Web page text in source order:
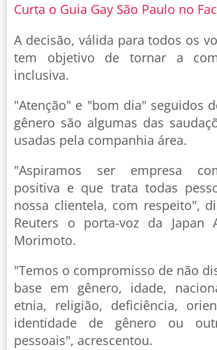
Curta o Guia Gay São Paulo no
A decisão, válida para todos os
tem objetivo de tornar a
inclusiva.
"Atenção" e "bom dia" seguidos
gênero são algumas das
usadas pela companhia área.
"Aspiramos ser empresa
positiva e que trata todas
nossa clientela, com respeito",
Reuters o porta-voz da Japan
Morimoto.
"Temos o compromisso de não
base em gênero, idade,
etnia, religião, deficiência,
identidade de gênero ou
pessoais", acrescentou.